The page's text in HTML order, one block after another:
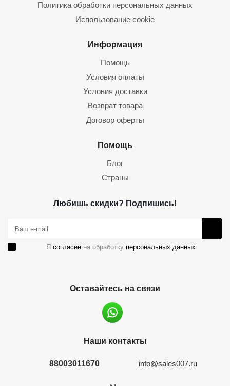
Политика обработки персональных данных
Использование cookie
Информация
Помощь
Условия оплаты
Условия доставки
Возврат товара
Договор оферты
Помощь
Блог
Страны
Любишь скидки? Подпишись!
Я согласен на обработку персональных данных
Оставайтесь на связи
Наши контакты
88003011670 info@sales007.ru